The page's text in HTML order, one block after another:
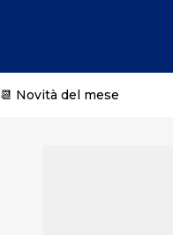
📆 Novità del mese